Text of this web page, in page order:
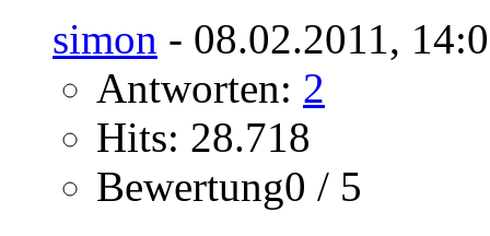
simon - 08.02.2011,
Antworten: 2
Hits: 28.718
Bewertung0 / 5